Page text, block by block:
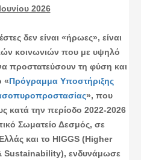
2026
δεν είναι «ήρωες», είναι
κοινωνιών που με υψηλό
προστατεύσουν τη φύση και
«Πρόγραμμα Υποστήριξης
», που
κατά την περίοδο 2022-2026
Σωματείο Δεσμός, σε
και το HIGGS (Higher
Sustainability), ενδυνάμωσε